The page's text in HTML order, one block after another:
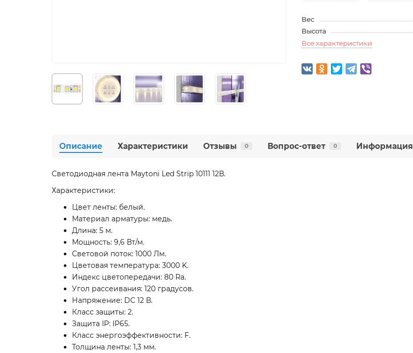
Вес
Высота
Все характеристики
Описание Характеристики Отзывы 0 Вопрос-ответ 0 Информация
Светодиодная лента Maytoni Led Strip 10111 12В.
Характеристики:
Цвет ленты: белый.
Материал арматуры: медь.
Длина: 5 м.
Мощность: 9,6 Вт/м.
Световой поток: 1000 Лм.
Цветовая температура: 3000 K.
Индекс цветопередачи: 80 Ra.
Угол рассеивания: 120 градусов.
Напряжение: DC 12 В.
Класс защиты: 2.
Защита IP: IP65.
Класс энергоэффективности: F.
Толщина ленты: 1,3 мм.